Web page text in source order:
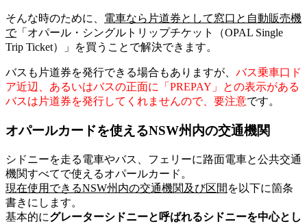
そんな時のために、 電車なら 片道券として窓口と自動販売機
で「オパール・シングルトリップチケット（OPAL Single
Trip Ticket）」を買うことで解決できます。
バスも片道券を発行できる場合もありますが、 バス乗車口ド
ア近辺、あるいはバスの正面に
「PREPAY」との表示がある
バスは片道券を発行してくれませんので、要注意です。
オパールカードを使えるNSW州内の交通機関
シドニーを走る電車やバス、フェリーに路面電車と公共交通
機関すべてで使えるオパールカード。
現在使用できるNSW州内の交通機関及び区間 を以下に箇条
書きにします。
基本的にグレーターシドニーと呼ばれるシドニーを中心とし